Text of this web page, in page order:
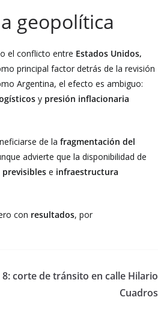
geopolítica
el conflicto entre Estados Unidos,
principal factor detrás de la revisión
Argentina, el efecto es ambiguo:
y presión inflacionaria
de la fragmentación del
advierte que la disponibilidad de
previsibles e infraestructura
con resultados, por
corte de tránsito en calle Hilario
Cuadros